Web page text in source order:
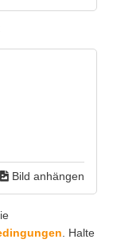
Bild anhängen
. Halte